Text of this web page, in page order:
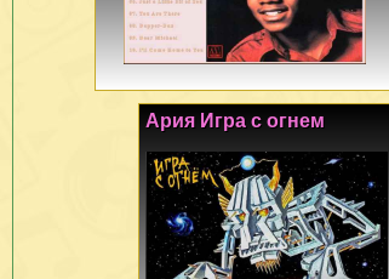
Ария Игра с огнем